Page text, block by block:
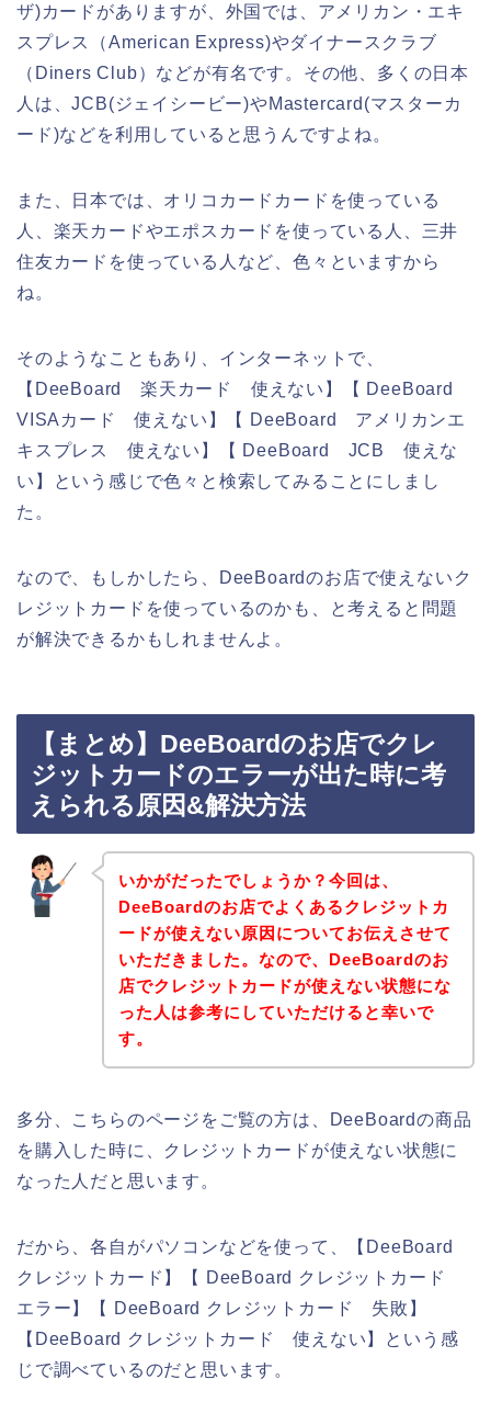
ザ)カードがありますが、外国では、アメリカン・エキ
スプレス（American Express)やダイナースクラブ
（Diners Club）などが有名です。その他、多くの日本
人は、JCB(ジェイシービー)やMastercard(マスターカ
ード)などを利用していると思うんですよね。
また、日本では、オリコカードカードを使っている
人、楽天カードやエポスカードを使っている人、三井
住友カードを使っている人など、色々といますから
ね。
そのようなこともあり、インターネットで、
【DeeBoard 楽天カード 使えない】【 DeeBoard
VISAカード 使えない】【 DeeBoard アメリカンエ
キスプレス 使えない】【 DeeBoard JCB 使えな
い】という感じで色々と検索してみることにしまし
た。
なので、もしかしたら、DeeBoardのお店で使えないク
レジットカードを使っているのかも、と考えると問題
が解決できるかもしれませんよ。
【まとめ】DeeBoardのお店でクレ
ジットカードのエラーが出た時に考
えられる原因&解決方法
いかがだったでしょうか？今回は、
DeeBoardのお店でよくあるクレジットカ
ードが使えない原因についてお伝えさせて
いただきました。なので、DeeBoardのお
店でクレジットカードが使えない状態にな
った人は参考にしていただけると幸いで
す。
多分、こちらのページをご覧の方は、DeeBoardの商品
を購入した時に、クレジットカードが使えない状態に
なった人だと思います。
だから、各自がパソコンなどを使って、【DeeBoard
クレジットカード】【 DeeBoard クレジットカード
エラー】【 DeeBoard クレジットカード 失敗】
【DeeBoard クレジットカード 使えない】という感
じで調べているのだと思います。